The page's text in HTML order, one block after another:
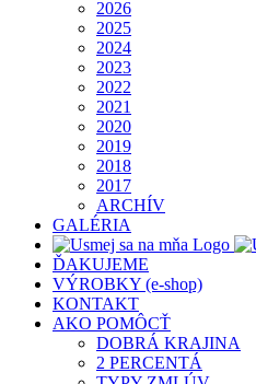
2026
2025
2024
2023
2022
2021
2020
2019
2018
2017
ARCHÍV
GALÉRIA
ĎAKUJEME
VÝROBKY (e-shop)
KONTAKT
AKO POMÔCŤ
DOBRÁ KRAJINA
2 PERCENTÁ